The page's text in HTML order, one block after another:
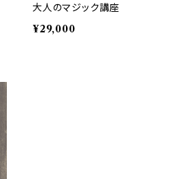
大人のマジック講座
¥29,000